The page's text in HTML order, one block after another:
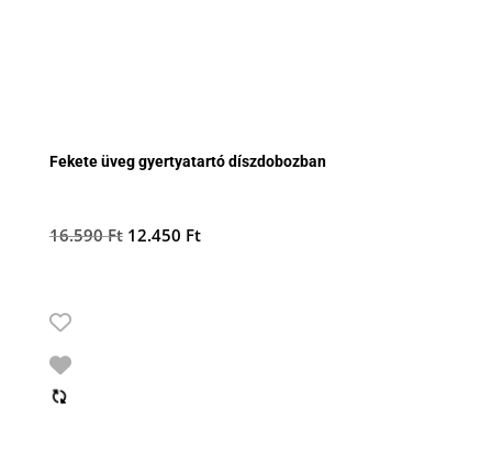
Fekete üveg gyertyatartó díszdobozban
16.590Ft Original
12.450 FtCurrent